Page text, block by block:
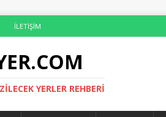
İLETIŞIM
YERLER REHBERI